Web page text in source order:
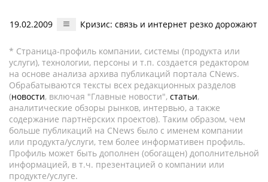
19.02.2009 Кризис: связь и интернет резко дорожают
* Страница-профиль компании, системы (продукта или
услуги), технологии, персоны и т.п. создается редактором
на основе анализа архива публикаций портала CNews.
Обрабатываются тексты всех редакционных разделов
(новости, включая "Главные новости", статьи,
аналитические обзоры рынков, интервью, а также
содержание партнёрских проектов). Таким образом, чем
больше публикаций на CNews было с именем компании
или продукта/услуги, тем более информативен профиль.
Профиль может быть дополнен (обогащен) дополнительной
информацией, в т.ч. презентацией о компании или
продукте/услуге.